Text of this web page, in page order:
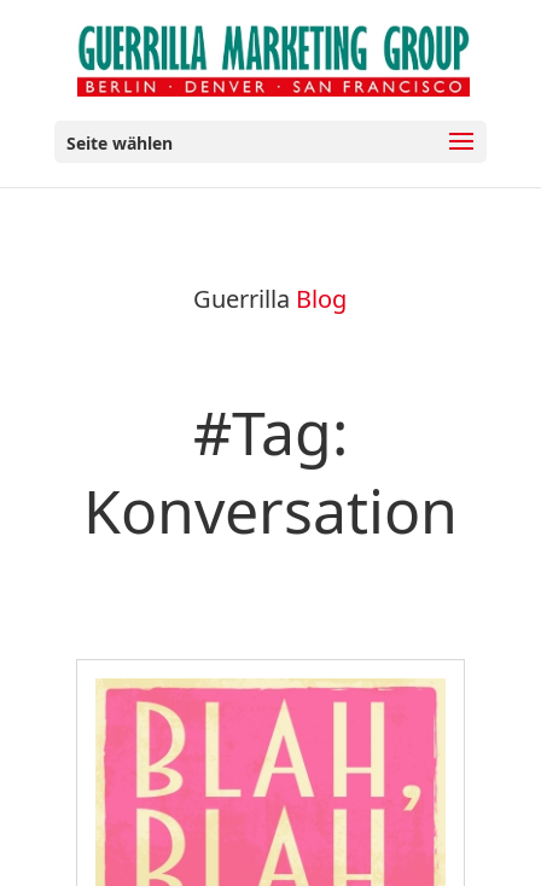
Seite wählen
Guerrilla Blog
#Tag:
Konversation